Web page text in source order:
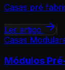
Casas pré
Ler artigo
Casas
Módulos